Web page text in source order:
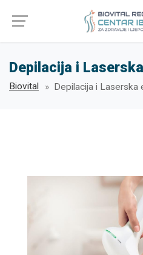
Depilacija i
Biovital Depilacija i Laserska